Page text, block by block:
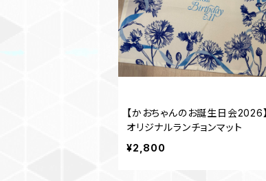
【かおちゃんのお誕生日会2026】
オリジナルランチョンマット
¥2,800